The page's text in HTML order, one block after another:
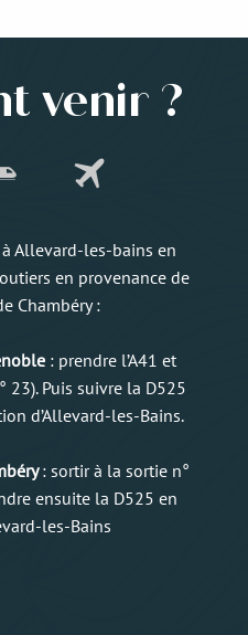
venir ?
Allevard-les-bains en
en provenance de
Chambéry :
: prendre l’A41 et
23). Puis suivre la D525
d’Allevard-les-Bains.
: sortir à la sortie n°
ensuite la D525 en
les-Bains